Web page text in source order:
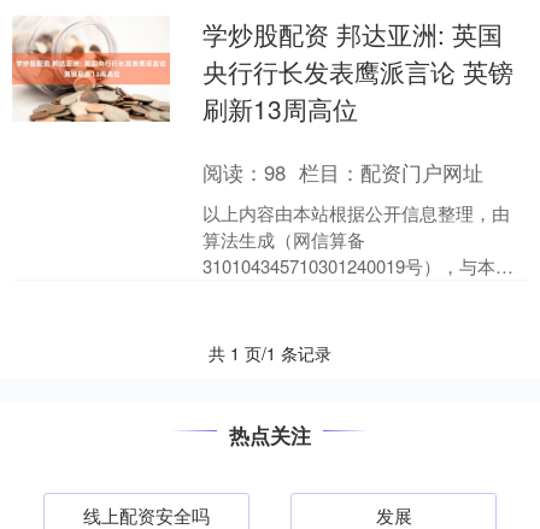
学炒股配资 邦达亚洲: 英国
央行行长发表鹰派言论 英镑
刷新13周高位
阅读：98 栏目：配资门户网址
以上内容由本站根据公开信息整理，由
算法生成（网信算备
310104345710301240019号），与本站
共 1 页/1 条记录
热点关注
线上配资安全吗 发展